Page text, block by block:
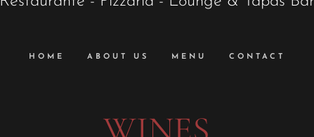
HOME ABOUT US MENU CONTACT